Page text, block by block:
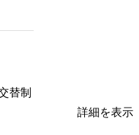
替制
詳細を表示